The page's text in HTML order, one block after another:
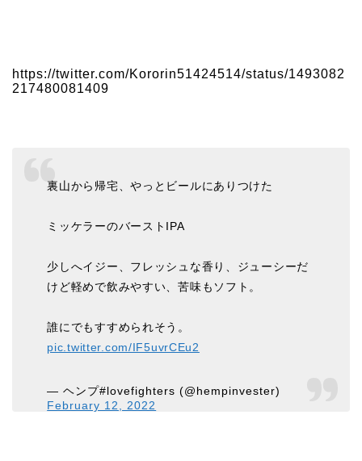
https://twitter.com/Kororin51424514/status/1493082
217480081409
裏山から帰宅、やっとビールにありつけた
ミッケラーのバーストIPA
少しへイジー、フレッシュな香り、ジューシーだ
けど軽めで飲みやすい、苦味もソフト。
誰にでもすすめられそう。
pic.twitter.com/IF5uvrCEu2
— ヘンプ#lovefighters (@hempinvester)
February 12, 2022